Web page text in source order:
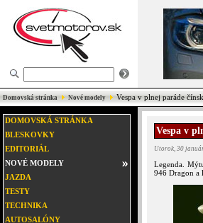
Domovská stránka Nové modely Vespa v plnej paráde
DOMOVSKÁ STRÁNKA
BLESKOVKY
EDITORIÁL
NOVÉ MODELY
JAZDA
TESTY
TECHNIKA
AUTOSALÓNY
Vespa v
Utorok, 30
Legenda.
946 Dragon a